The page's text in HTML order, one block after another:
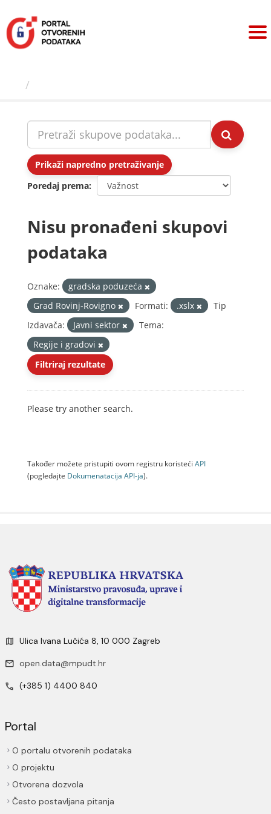
sadržaj
Prikaži napredno pretraživanje
Poredaj prema
Nisu pronađeni skupovi
podataka
Oznake:
gradska poduzeća
Grad Rovinj-Rovigno
Formati: .xslx
Tip
Izdavača:
Javni sektor
Tema:
Regije i gradovi
Filtriraj rezultate
Please try another search.
Također možete pristupiti ovom registru koristeći API
(pogledajte Dokumenаtаcijа API-jа).